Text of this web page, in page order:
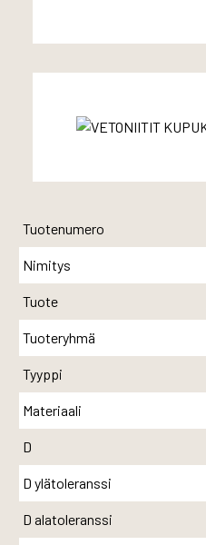
Tuotenumero
Nimitys
Tuote
Tuoteryhmä
Tyyppi
Materiaali
D
D ylätoleranssi
D alatoleranssi